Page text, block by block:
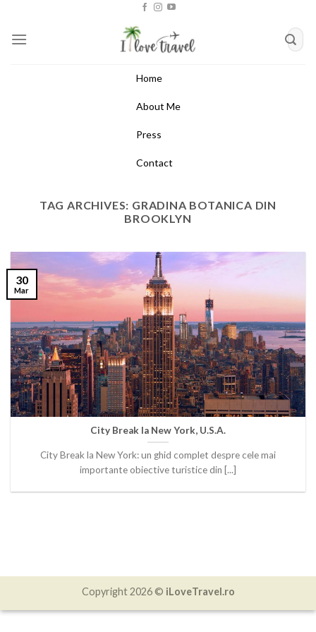
content
Home
About Me
Press
Contact
TAG ARCHIVES: GRADINA BOTANICA DIN
BROOKLYN
City Break la New York, U.S.A.
City Break la New York: un ghid complet despre cele mai
importante obiective turistice din [...]
30
Mar
Copyright 2026 © iLoveTravel.ro